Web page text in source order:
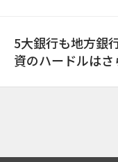
5大銀行も地方銀
資のハードルはさ